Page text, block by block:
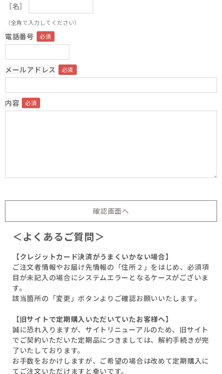
［名］
（全角で入力してください）
電話番号
メールアドレス
内容
＜よくあるご質問＞
【クレジットカード決済がうまくいかない場合】
ご注文者情報やお届け先情報の「住所２」をはじめ、必須項
目が未記入の場合にシステムエラーとなるケースがございま
す。
該当箇所の「変更」ボタンよりご確認お願いいたします。
【旧サイトで定期購入いただいていたお客様へ】
誠に恐れ入りますが、サイトリニューアルのため、旧サイト
でご契約いただいた定期品につきましては、解約手続きが完
了いたしております。
お手数をおかけしますが、ご希望の場合は改めて定期購入に
てご注文いただけますと幸いです。